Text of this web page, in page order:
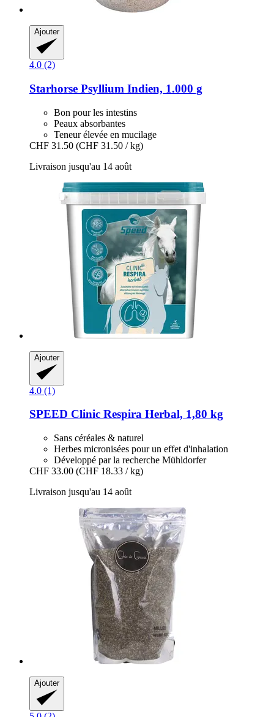
Ajouter
4.0 (2)
Starhorse Psyllium Indien, 1.000 g
Bon pour les intestins
Peaux absorbantes
Teneur élevée en mucilage
CHF 31.50 (CHF 31.50 / kg)
Livraison jusqu'au 14 août
Ajouter
4.0 (1)
SPEED Clinic Respira Herbal, 1,80 kg
Sans céréales & naturel
Herbes micronisées pour un effet d'inhalation
Développé par la recherche Mühldorfer
CHF 33.00 (CHF 18.33 / kg)
Livraison jusqu'au 14 août
Ajouter